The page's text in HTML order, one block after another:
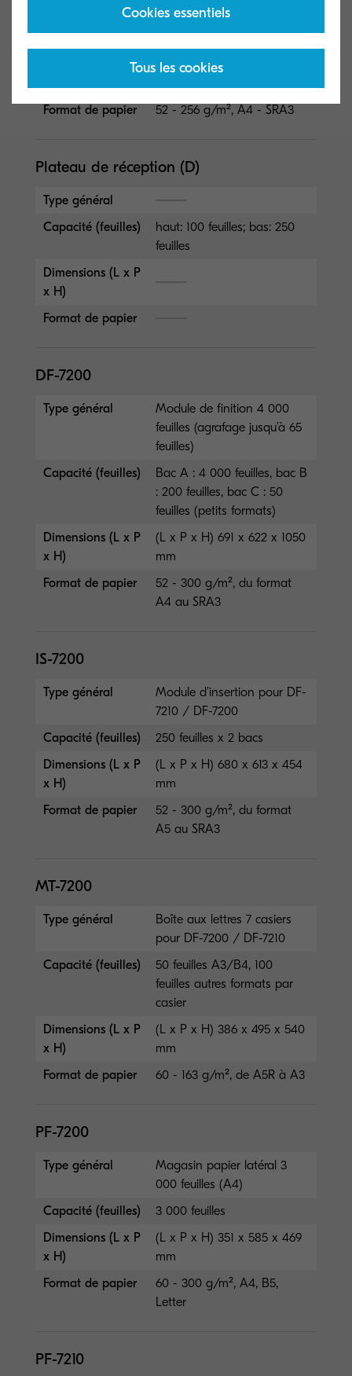
DF-7210
Capacité (feuilles)
20 feuilles
Dimensions (L x P
Format de papier
52 - 256 g/m², A4 - SRA3
Plateau de réception (D)
Type général
Capacité (feuilles)
haut: 100 feuilles; bas: 250
feuilles
Dimensions (L x P
x H)
Format de papier
DF-7200
Type général
Module de finition 4 000
feuilles (agrafage jusqu’à 65
feuilles)
Capacité (feuilles)
Bac A : 4 000 feuilles, bac B
: 200 feuilles, bac C : 50
feuilles (petits formats)
Dimensions (L x P
x H)
(L x P x H) 691 x 622 x 1050
mm
Format de papier
52 - 300 g/m², du format
A4 au SRA3
IS-7200
Type général
Module d’insertion pour DF-
7210 / DF-7200
Capacité (feuilles)
250 feuilles x 2 bacs
Dimensions (L x P
x H)
(L x P x H) 680 x 613 x 454
mm
Format de papier
52 - 300 g/m², du format
A5 au SRA3
MT-7200
Type général
Boîte aux lettres 7 casiers
pour DF-7200 / DF-7210
Capacité (feuilles)
50 feuilles A3/B4, 100
feuilles autres formats par
casier
Dimensions (L x P
x H)
(L x P x H) 386 x 495 x 540
mm
Format de papier
60 - 163 g/m², de A5R à A3
PF-7200
Type général
Magasin papier latéral 3
000 feuilles (A4)
Capacité (feuilles)
3 000 feuilles
Dimensions (L x P
x H)
(L x P x H) 351 x 585 x 469
mm
Format de papier
60 - 300 g/m², A4, B5,
Letter
PF-7210
Cookies essentiels
Tous les cookies